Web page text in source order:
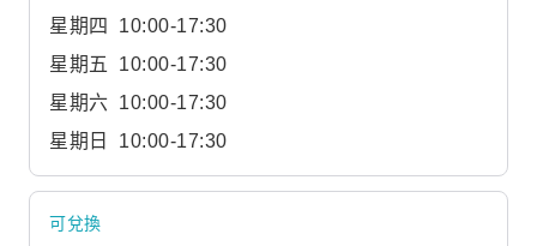
星期四
10:00-17:30
星期五
10:00-17:30
星期六 10:00-17:30
星期日
10:00-17:30
可兌換